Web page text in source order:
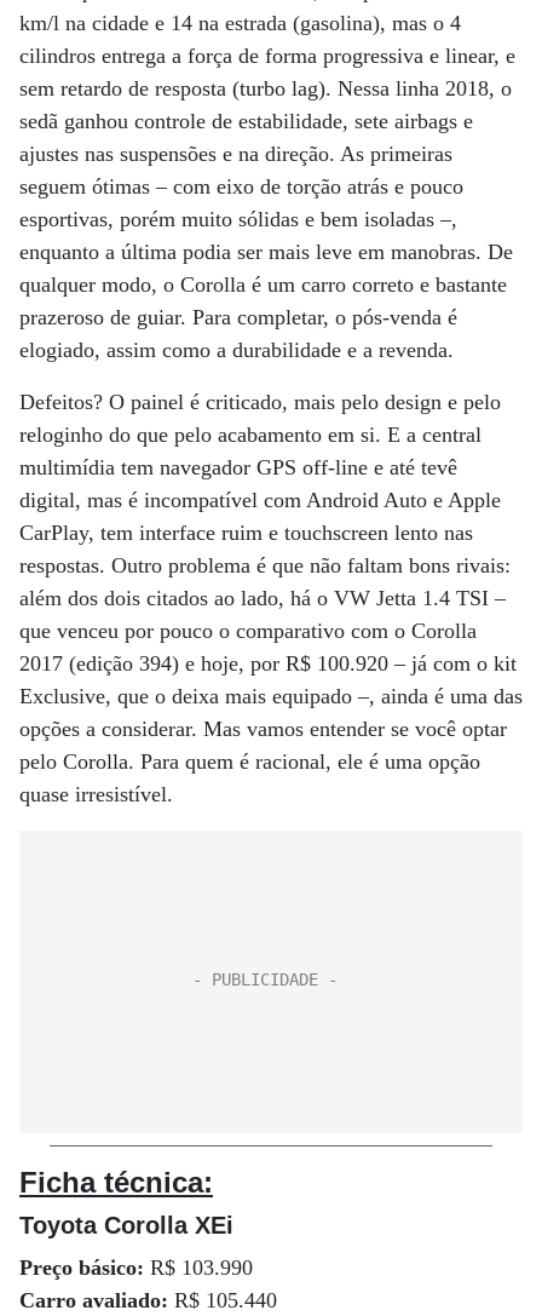
km/l na cidade e 14 na estrada (gasolina), mas o 4
cilindros entrega a força de forma progressiva e linear, e
sem retardo de resposta (turbo lag). Nessa linha 2018, o
sedã ganhou controle de estabilidade, sete airbags e
ajustes nas suspensões e na direção. As primeiras
seguem ótimas – com eixo de torção atrás e pouco
esportivas, porém muito sólidas e bem isoladas –,
enquanto a última podia ser mais leve em manobras. De
qualquer modo, o Corolla é um carro correto e bastante
prazeroso de guiar. Para completar, o pós-venda é
elogiado, assim como a durabilidade e a revenda.
Defeitos? O painel é criticado, mais pelo design e pelo
reloginho do que pelo acabamento em si. E a central
multimídia tem navegador GPS off-line e até tevê
digital, mas é incompatível com Android Auto e Apple
CarPlay, tem interface ruim e touchscreen lento nas
respostas. Outro problema é que não faltam bons rivais:
além dos dois citados ao lado, há o VW Jetta 1.4 TSI –
que venceu por pouco o comparativo com o Corolla
2017 (edição 394) e hoje, por R$ 100.920 – já com o kit
Exclusive, que o deixa mais equipado –, ainda é uma das
opções a considerar. Mas vamos entender se você optar
pelo Corolla. Para quem é racional, ele é uma opção
quase irresistível.
Ficha técnica:
Toyota Corolla XEi
Preço básico: R$ 103.990
Carro avaliado: R$ 105.440